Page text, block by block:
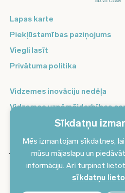
Sīkdatņu
Mēs izmantojam sīkdatnes,
mūsu mājaslapu un
informāciju. Arī turpinot
sīkdatņu
Lapas karte
Piekļūstamības paziņojums
Viegli lasīt
Privātuma politika
Vidzemes inovāciju nedēļa
Vidzemes uzņēmējdarbības
Balso Vidzeme
Pierakstieties jaunumiem un
jaunumus savā e-pastā!
Pieteikties